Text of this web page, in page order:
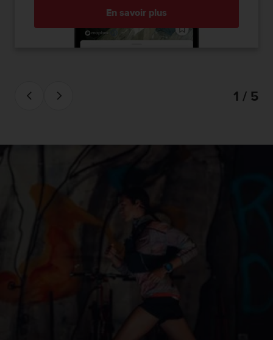
En savoir plus
1 / 5